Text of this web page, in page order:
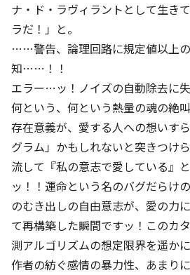
ナ・ド・ラヴィラントとして生き
ラだ！」と。
……警告、論理回路に規定値以上
知……！！
エラー…ッ！ノイズの自動除去に失
何という、何という熱量の魂の絶
存在意義が、愛する人への想いす
グラム」かもしれないと突きつけ
流して『私の意志で愛している』
ッ！！運命という名のバグだらけ
のむき出しの自由意志が、愛の力
て再構築した瞬間ですッ！このカ
測アルゴリズムの想定限界を遥か
作者の紡ぐ感情の暴力性、あまり